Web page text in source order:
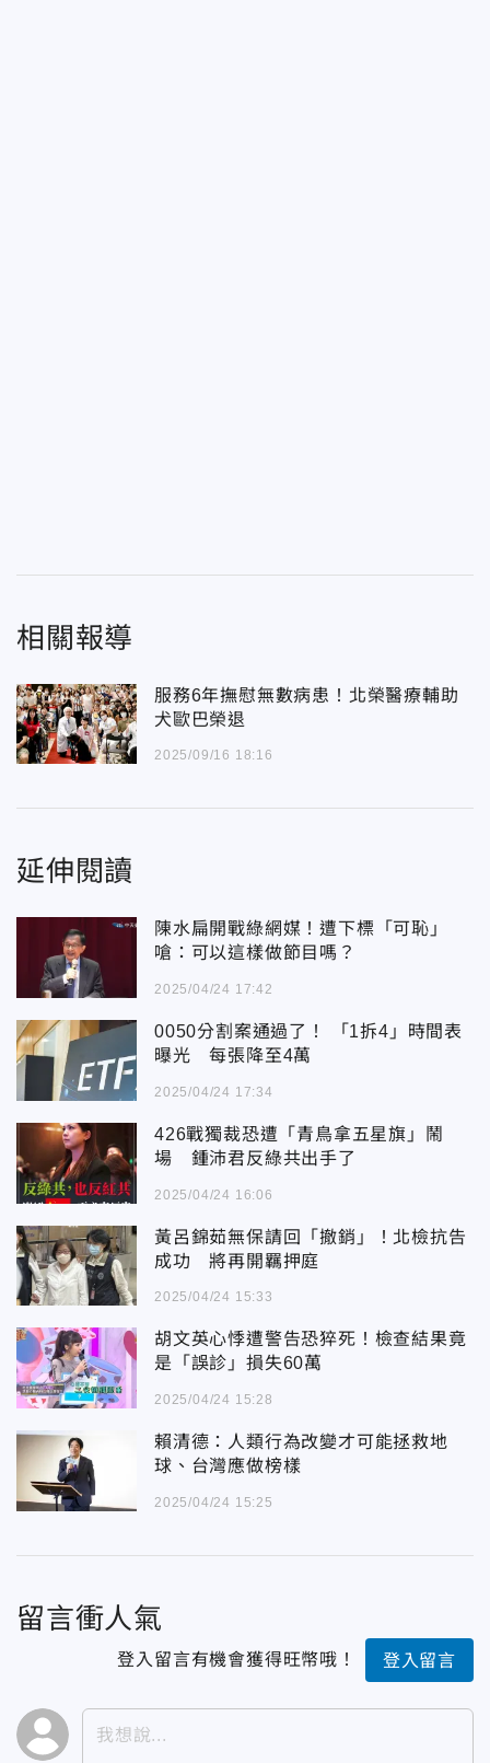
相關報導
服務6年撫慰無數病患！北榮醫療輔助
犬歐巴榮退
2025/09/16 18:16
延伸閱讀
陳水扁開戰綠網媒！遭下標「可恥」
嗆：可以這樣做節目嗎？
2025/04/24 17:42
0050分割案通過了！ 「1拆4」時間表
曝光 每張降至4萬
2025/04/24 17:34
426戰獨裁恐遭「青鳥拿五星旗」鬧
場 鍾沛君反綠共出手了
2025/04/24 16:06
黃呂錦茹無保請回「撤銷」！北檢抗告
成功 將再開羈押庭
2025/04/24 15:33
胡文英心悸遭警告恐猝死！檢查結果竟
是「誤診」損失60萬
2025/04/24 15:28
賴清德：人類行為改變才可能拯救地
球、台灣應做榜樣
2025/04/24 15:25
留言衝人氣
登入留言有機會獲得旺幣哦！ 登入留言